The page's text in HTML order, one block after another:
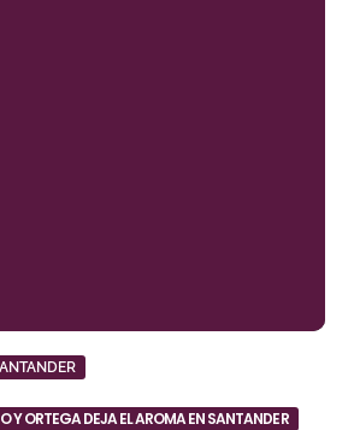
ROCA PONE EL DOMINIO Y ORTEGA DEJA EL AROMA EN SANTANDER